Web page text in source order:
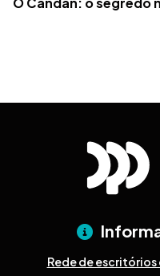
Rede de escritórios